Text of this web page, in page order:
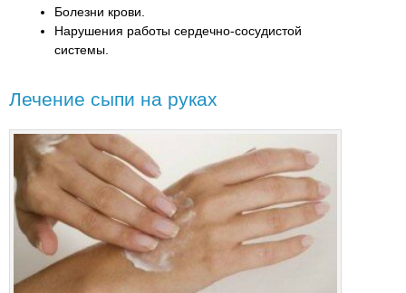
Болезни крови.
Нарушения работы сердечно-сосудистой
системы.
Лечение сыпи на руках